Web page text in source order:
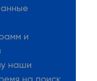
и
наши